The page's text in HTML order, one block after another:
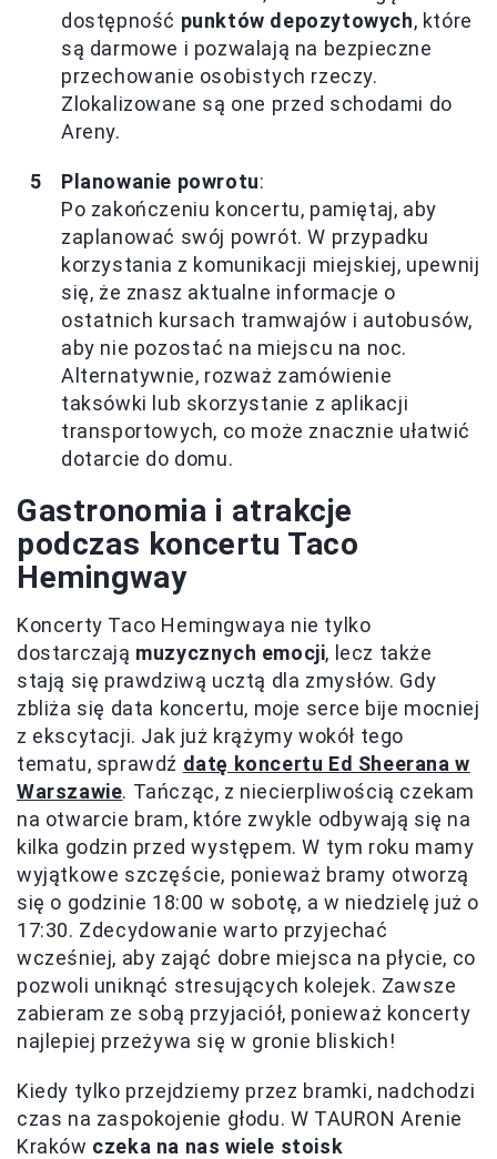
dostępność punktów depozytowych, które
są darmowe i pozwalają na bezpieczne
przechowanie osobistych rzeczy.
Zlokalizowane są one przed schodami do
Areny.
Planowanie powrotu:
Po zakończeniu koncertu, pamiętaj, aby
zaplanować swój powrót. W przypadku
korzystania z komunikacji miejskiej, upewnij
się, że znasz aktualne informacje o
ostatnich kursach tramwajów i autobusów,
aby nie pozostać na miejscu na noc.
Alternatywnie, rozważ zamówienie
taksówki lub skorzystanie z aplikacji
transportowych, co może znacznie ułatwić
dotarcie do domu.
Gastronomia i atrakcje
podczas koncertu Taco
Hemingway
Koncerty Taco Hemingwaya nie tylko
dostarczają muzycznych emocji, lecz także
stają się prawdziwą ucztą dla zmysłów. Gdy
zbliża się data koncertu, moje serce bije mocniej
z ekscytacji. Jak już krążymy wokół tego
tematu, sprawdź datę koncertu Ed Sheerana w
Warszawie. Tańcząc, z niecierpliwością czekam
na otwarcie bram, które zwykle odbywają się na
kilka godzin przed występem. W tym roku mamy
wyjątkowe szczęście, ponieważ bramy otworzą
się o godzinie 18:00 w sobotę, a w niedzielę już o
17:30. Zdecydowanie warto przyjechać
wcześniej, aby zająć dobre miejsca na płycie, co
pozwoli uniknąć stresujących kolejek. Zawsze
zabieram ze sobą przyjaciół, ponieważ koncerty
najlepiej przeżywa się w gronie bliskich!
Kiedy tylko przejdziemy przez bramki, nadchodzi
czas na zaspokojenie głodu. W TAURON Arenie
Kraków czeka na nas wiele stoisk